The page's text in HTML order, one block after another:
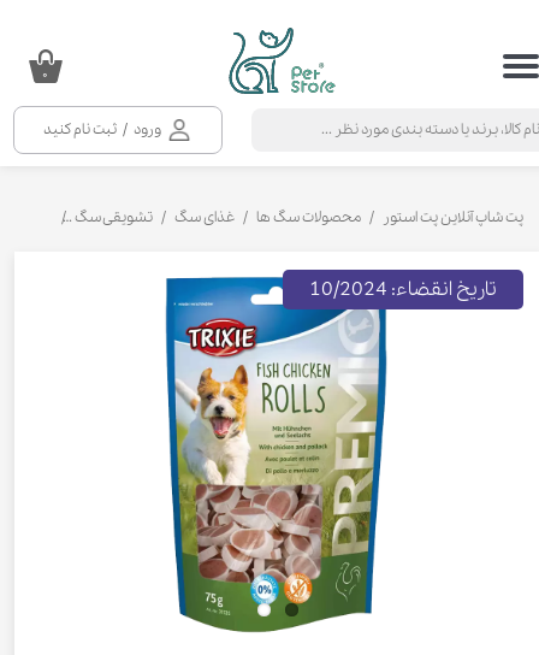
ورود / ثبت نام کنید
حساب کاربری من
خروج از حساب کاربری
۰
پت شاپ آنلاین پت استور محصولات سگ ها غذای سگ تشویقی سگ
تاریخ انقضاء: 10/2024